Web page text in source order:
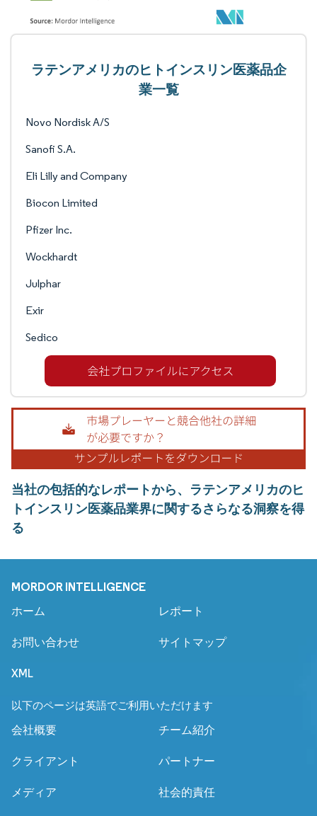
ラテンアメリカのヒトインスリン医薬品企
業一覧
Novo Nordisk A/S
Sanofi S.A.
Eli Lilly and Company
Biocon Limited
Pfizer Inc.
Wockhardt
Julphar
Exir
Sedico
当社の包括的なレポートから、ラテンアメリカのヒ
トインスリン医薬品業界に関するさらなる洞察を得
る
MORDOR INTELLIGENCE
ホーム レポート
お問い合わせ サイトマップ
XML
以下のページは英語でご利用いただけます
会社概要 チーム紹介
クライアント パートナー
メディア 社会的責任